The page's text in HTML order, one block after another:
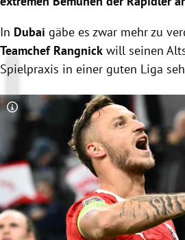
In Dubai gäbe es zwar mehr zu
Teamchef Rangnick will seinen
Spielpraxis in einer guten Liga
Copyright-Hinweis öffnen/